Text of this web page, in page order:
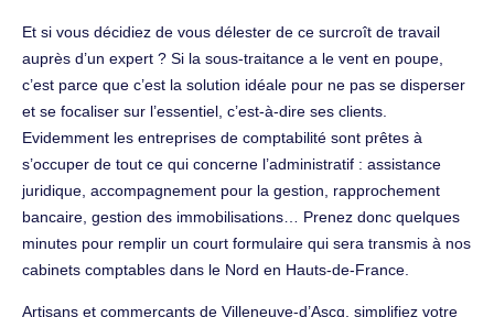
Et si vous décidiez de vous délester de ce surcroît de travail
auprès d’un expert ? Si la sous-traitance a le vent en poupe,
c’est parce que c’est la solution idéale pour ne pas se disperser
et se focaliser sur l’essentiel, c’est-à-dire ses clients.
Evidemment les entreprises de comptabilité sont prêtes à
s’occuper de tout ce qui concerne l’administratif : assistance
juridique, accompagnement pour la gestion, rapprochement
bancaire, gestion des immobilisations… Prenez donc quelques
minutes pour remplir un court formulaire qui sera transmis à nos
cabinets comptables dans le Nord en Hauts-de-France.
Artisans et commerçants de Villeneuve-d’Ascq, simplifiez votre